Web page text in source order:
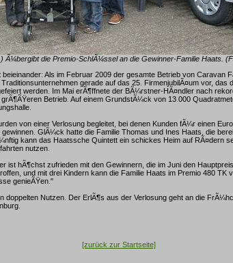
Ã¼bergibt die Premio-SchlÃ¼ssel an die Gewinner-Familie Haats.
beieinander: Als im Februar 2009 der gesamte Betrieb von Caravan
gerade auf das 25. FirmenjubilÃ¤um vor, das
werden. Im Mai erÃ¶ffnete der BÃ¼rstner-HÃ¤ndler nach
Betrieb. Auf einem GrundstÃ¼ck von 13.000
von einer Verlosung begleitet, bei denen Kunden fÃ¼r einen
GlÃ¼ck hatte die Familie Thomas und Ines Haats, die
kann das Haatssche Quintett ein schickes Heim auf RÃ¤dern
nutzen.
ist hÃ¶chst zufrieden mit den Gewinnern, die im Juni den
und mit drei Kindern kann die Familie Haats im Premio 480 TK
genieÃŸen."
doppelten Nutzen. Der ErlÃ¶s aus der Verlosung geht an die
[zurück zur Startseite]